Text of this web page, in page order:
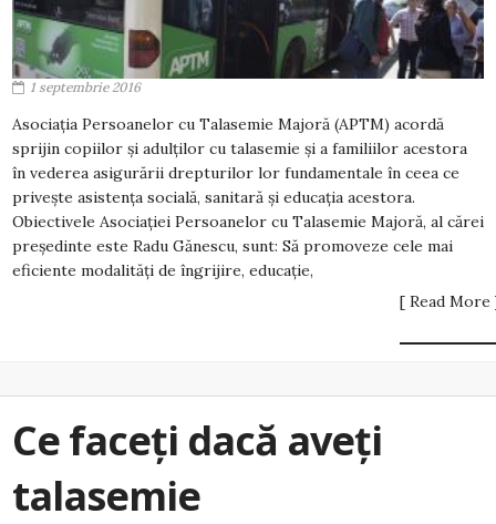
1 septembrie 2016
Asociația Persoanelor cu Talasemie Majoră (APTM) acordă
sprijin copiilor și adulților cu talasemie și a familiilor acestora
în vederea asigurării drepturilor lor fundamentale în ceea ce
privește asistența socială, sanitară și educația acestora.
Obiectivele Asociației Persoanelor cu Talasemie Majoră, al cărei
președinte este Radu Gănescu, sunt: Să promoveze cele mai
eficiente modalități de îngrijire, educație,
[ Read More
Ce faceți dacă aveți
talasemie